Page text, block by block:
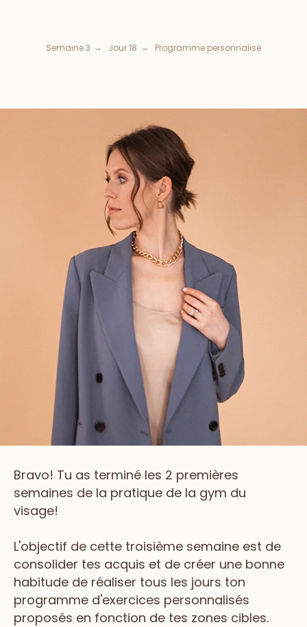
Semaine 3 → Jour 18 → Programme personnalisé
Bravo! Tu as terminé les 2 premières
semaines de la pratique de la gym du
visage!
L'objectif de cette troisième semaine est de
consolider tes acquis et de créer une bonne
habitude de réaliser tous les jours ton
programme d'exercices personnalisés
proposés en fonction de tes zones cibles.